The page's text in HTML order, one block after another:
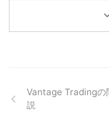
Vantage Tradingの
説